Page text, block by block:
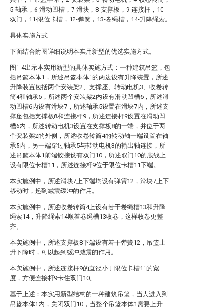
5-轴承，6-滑动凹槽，7-滑块，8-支撑板，9-连接杆，10-
双门，11-限位卡槽，12-弹簧，13-卷绳槽，14-升降绳索。
具体实施方式
下面结合附图详细说明本实用新型的优选实施方式。
图1-4出示本实用新型的具体实施方式：一种建筑吊篮，包
括吊篮本体1，所述吊篮本体1的两边设有升降装置，所述
升降装置包括两个安装架2、支撑座、转动电机3、收卷转
筒4和轴承5，所述两个安装架2内设有滑动凹槽6，所述滑
动凹槽6内设有滑块7，所述轴承5设置在滑块7内，所述支
撑座包括支撑板8和连接杆9，所述连接杆9设置在滑动凹
槽6内，所述转动电机3设置在支撑板8的一端，并位于两
个安装架2的外侧，所述收卷转筒4的转动轴一端设置在轴
承5内，另一端穿过轴承5与转动电机3的输出轴连接，所
述吊篮本体1前端铰接设有双门10，所述双门10的底线上
设有限位卡槽11，所述连接杆9位于限位卡槽11下端。
本实施例中，所述滑块7上下端均设有弹簧12，滑块7上下
移动时，起到减震缓冲的作用。
本实施例中，所述收卷转筒4上设有若干卷绳槽13和升降
绳索14，升降绳索14顺着卷绳槽13收卷，这样收卷更整
齐。
本实施例中，所述支撑板8下端设有若干弹簧12，吊篮上
升下降时，可以起到缓冲减震的作用。
本实施例中，所述连接杆9的直径小于限位卡槽11的宽
度，方便连接杆9卡住双门10。
基于上述：本实用新型结构的一种建筑吊篮，当人进入到
吊篮本体1内，关闭双门10，当整个吊篮本体1需要上升